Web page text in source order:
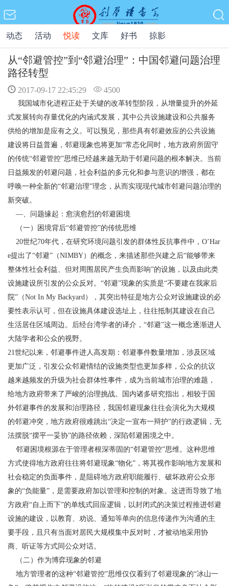
动态 活动 悦读 文库 好书 掠影
从“邻避管控”到“邻避治理”：中国邻避问题治理
路径转型
2017-09-17 22:45:29 4500
我国城市化进程正处于关键的改革转型阶段，从增量提升的外延
式发展转向存量优化的内涵式发展，其中公共设施建设和公共服务
供给的增加是应有之义。可以预见，那些具有邻避效应的公共设施
建设将日益普遍，邻避现象也将更加“常态化同时，地方政府所固守
的传统“邻避管控”思维已经越来越无助于邻避问题的根本解决。当前
日益频发的邻避问题，社会利益的多元化和参与意识的增强，都在
呼唤一种全新的“邻避治理”理念，从而实现现代城市邻避问题治理的
新突破。
―、问题缘起：愈演愈烈的邻避困境
（一）困境背后“邻避管控”的传统思维
20世纪70年代，在研究环境问题引发的群体性反抗事件中，O’Har
e提出了“邻避”（NIMBY）的概念，来描述那些兴建之后“能够带来
整体性社会利益、但对周围居民产生负而影响”的设施，以及由此类
设施建设所引发的公众反对。“邻避”现象的实质是“不要建在我家后
院”（Not In My Backyard），其突出特征是地方公众对设施建设的必
要性表示认可，但在设施具体建设选址上，往往抵制其建设在自己
生活居住区域周边。后经台湾学者的译介，“邻避”这一概念逐渐进人
大陆学者和公众的视野。
21世纪以来，邻避事件进人高发期：邻避事件数量增加，涉及区域
更加广泛，引发公众邻避情结的设施类型也更加多样，公众的抗议
越来越频发的升级为社会群体性事件，成为当前城市治理的难题，
给地方政府带来了严峻的治理挑战。国内诸多研究指出，相较于国
外邻避事件的发展和治理路径，我国邻避现象往往会演化为大规模
的邻避冲突，地方政府很难跳出“决定一宣布一辩护”的行政逻辑，无
法摆脱“摆平一妥协”的路径依赖，深陷邻避困境之中。
邻避困境根源在于管理者根深蒂固的“邻避管控”思维。这种思维
方式使得地方政府往往将邻避现象“物化”，将其视作影响地方发展和
社会稳定的负面事件，是阻碍地方政府职能履行、破坏政府公众形
象的“负能量”，是需要政府加以管理和控制的对象。这进而导致了地
方政府“自上而下”的单线式回应逻辑，以封闭式的决策过程推进邻避
设施的建设，以教育、劝说、通知等单向的信息传递作为沟通的主
要手段，且只有当面对居民大规模集中反对时，才被动地采用协
商、听证等方式同公众对话。
（二）作为博弈现象的邻避
地方管理者的这种“邻避管控”思维仅仅看到了邻避现象的“冰山一